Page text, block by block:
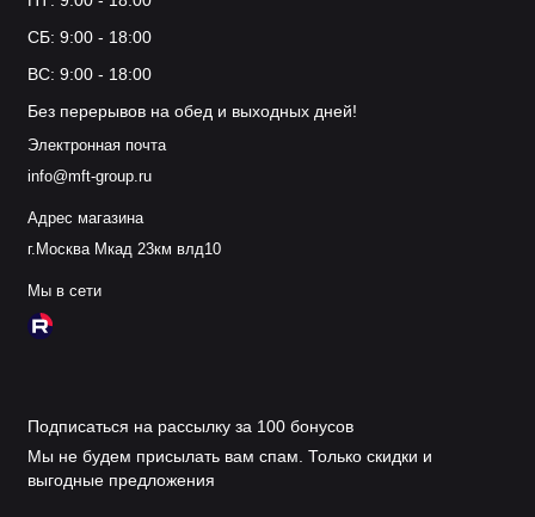
СБ: 9:00 - 18:00
ВС: 9:00 - 18:00
Без перерывов на обед и выходных дней!
Электронная почта
info@mft-group.ru
Адрес магазина
г.Москва Мкад 23км влд10
Мы в сети
Подписаться на рассылку за 100 бонусов
Мы не будем присылать вам спам. Только скидки и
выгодные предложения